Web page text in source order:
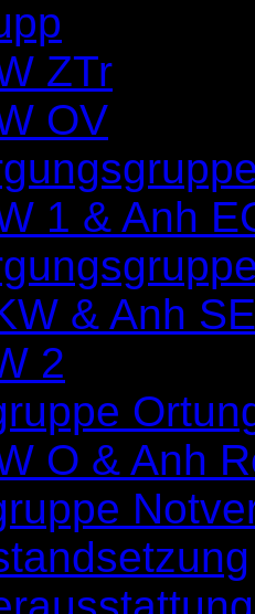
ZTr
OV
1 & Anh
& Anh
2
O & Anh